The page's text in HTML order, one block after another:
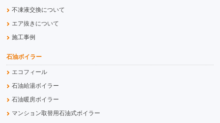
不凍液交換について
エア抜きについて
施工事例
石油ボイラー
エコフィール
石油給湯ボイラー
石油暖房ボイラー
マンション取替用石油式ボイラー